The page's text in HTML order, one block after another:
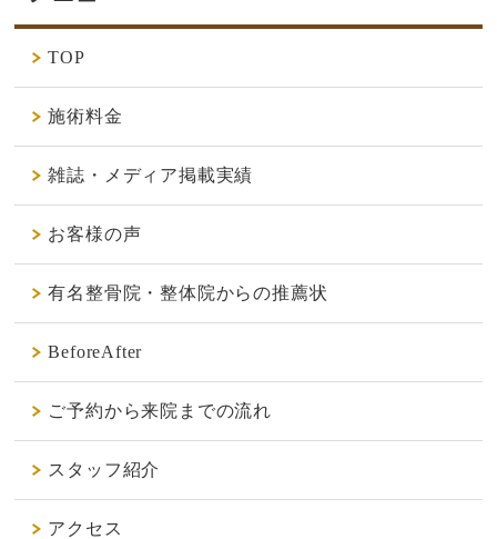
TOP
施術料金
雑誌・メディア掲載実績
お客様の声
有名整骨院・整体院からの推薦状
BeforeAfter
ご予約から来院までの流れ
スタッフ紹介
アクセス